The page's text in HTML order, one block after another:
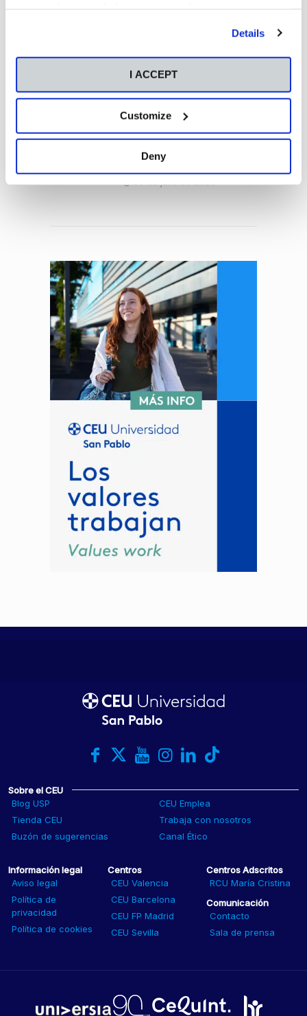
Details
I ACCEPT
Customize
Deny
empresarial
entre tus opciones finalistas
4 de agosto de 2026
por qué está
revolucionando la gestión
del talento?
Sobre el CEU
Blog USP
CEU Emplea
Tienda CEU
Trabaja con nosotros
Buzón de sugerencias
Canal Ético
Información legal
Aviso legal
Política de
privacidad
Política de cookies
Centros
CEU Valencia
CEU Barcelona
CEU FP Madrid
CEU Sevilla
Centros Adscritos
RCU María Cristina
Comunicación
Contacto
Sala de prensa